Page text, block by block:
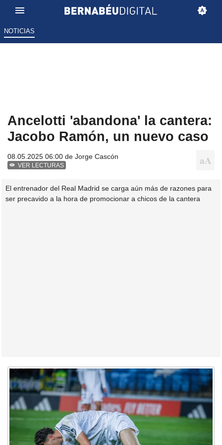
NOTICIAS
Ancelotti 'abandona' la cantera:
Jacobo Ramón, un nuevo caso
08.05.2025 06:00 de Jorge Cascón
VER LECTURAS
El entrenador del Real Madrid se carga aún más de razones para
ser precavido a la hora de promocionar a chicos de la cantera